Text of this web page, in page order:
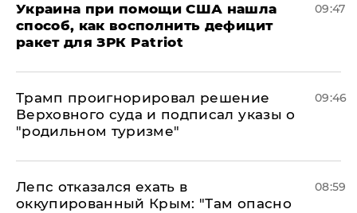
Украина при помощи США нашла
способ, как восполнить дефицит
ракет для ЗРК Patriot
09:47
Трамп проигнорировал решение
Верховного суда и подписал указы о
"родильном туризме"
09:46
Лепс отказался ехать в
оккупированный Крым: "Там опасно
08:59